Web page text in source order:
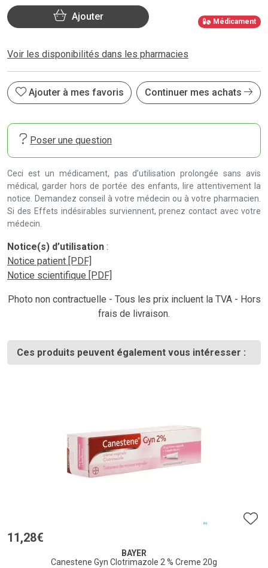
Ajouter Médicament
Voir les disponibilités dans les pharmacies
Ajouter à mes favoris Continuer mes achats
Poser une question
Ceci est un médicament, pas d’utilisation prolongée sans avis
médical, garder hors de portée des enfants, lire attentivement la
notice. Demandez conseil à votre médecin ou à votre pharmacien.
Si des Effets indésirables surviennent, prenez contact avec votre
médecin.
Notice(s) d’utilisation :
Notice patient [PDF]
Notice scientifique [PDF]
Photo non contractuelle - Tous les prix incluent la TVA - Hors
frais de livraison.
Ces produits peuvent également vous intéresser :
11 ,28€
BAYER
Canestene Gyn Clotrimazole 2 % Creme 20g